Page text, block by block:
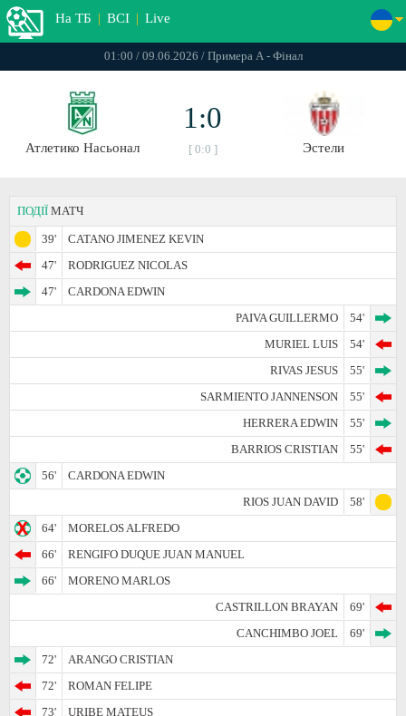
На ТБ | ВСІ | Live
01:00 / 09.06.2026 / Примера А - Фінал
Атлетико Насьонал
1:0
[ 0:0 ] Эстели
ПОДІЇ МАТЧ
39'
CATANO JIMENEZ KEVIN
47'
RODRIGUEZ NICOLAS
47'
CARDONA EDWIN
PAIVA GUILLERMO
54'
MURIEL LUIS
54'
RIVAS JESUS
55'
SARMIENTO JANNENSON
55'
HERRERA EDWIN
55'
BARRIOS CRISTIAN
55'
56'
CARDONA EDWIN
RIOS JUAN DAVID
58'
64'
MORELOS ALFREDO
66'
RENGIFO DUQUE JUAN MANUEL
66'
MORENO MARLOS
CASTRILLON BRAYAN
69'
CANCHIMBO JOEL
69'
72'
ARANGO CRISTIAN
72'
ROMAN FELIPE
73'
URIBE MATEUS